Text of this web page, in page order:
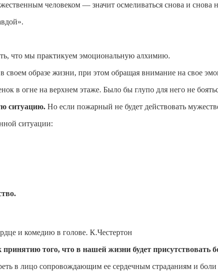
человеком — значит осмеливаться снова и
что мы практикуем эмоциональную алхимию.
образе жизни, при этом обращая внимание на свое
в огне на верхнем этаже. Было бы глупо для него не
ситуацию. Но если пожарный не будет действовать
ситуации:
и комедию в голове. К.Честертон
того, что в нашей жизни будет присутствовать
в лицо сопровождающим ее сердечным страданиям и